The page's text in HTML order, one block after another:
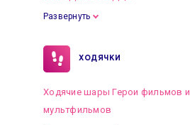
Развернуть
ХОДЯЧКИ
Ходячие шары Герои фильмов и
мультфильмов